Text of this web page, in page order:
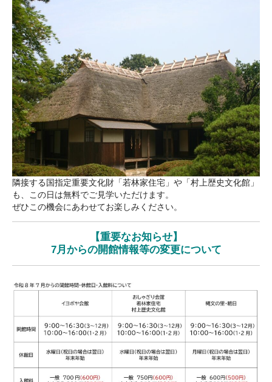
隣接する国指定重要文化財「若林家住宅」や「村上歴史文化館」
も、この日は無料でご見学いただけます。
ぜひこの機会にあわせてお楽しみください。
【重要なお知らせ】
7月からの開館情報等の変更について